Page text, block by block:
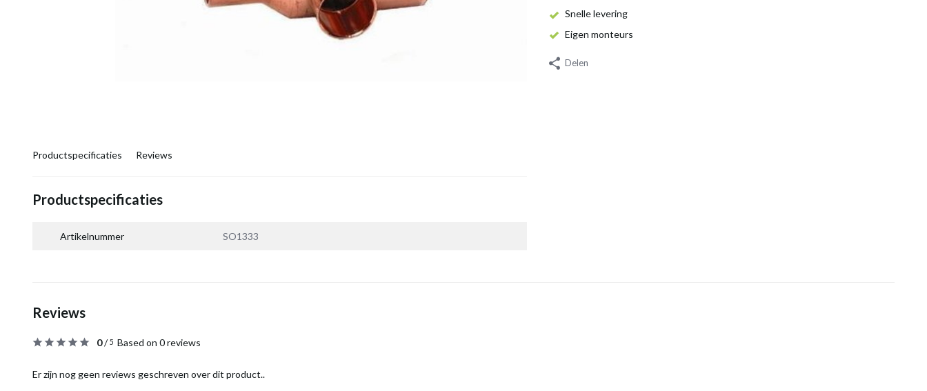
Productspecificaties Reviews
Productspecificaties
Artikelnummer SO1333
Snelle levering
Eigen monteurs
Delen
Reviews
0/5 Based on 0 reviews
Er zijn nog geen reviews geschreven over dit product..